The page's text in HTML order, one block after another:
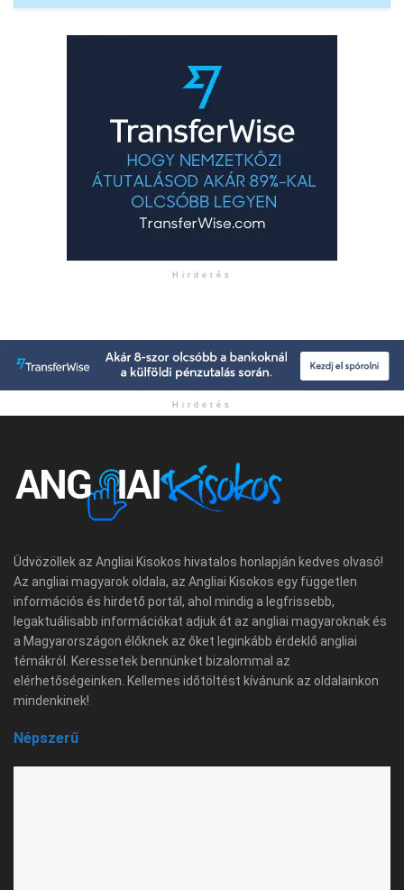
Hirdetés
Hirdetés
Üdvözöllek az Angliai Kisokos hivatalos honlapján kedves olvasó!
Az angliai magyarok oldala, az Angliai Kisokos egy független
információs és hirdető portál, ahol mindig a legfrissebb,
legaktuálisabb információkat adjuk át az angliai magyaroknak és
a Magyarországon élőknek az őket leginkább érdeklő angliai
témákról. Keressetek bennünket bizalommal az
elérhetőségeinken. Kellemes időtöltést kívánunk az oldalainkon
mindenkinek!
Népszerű